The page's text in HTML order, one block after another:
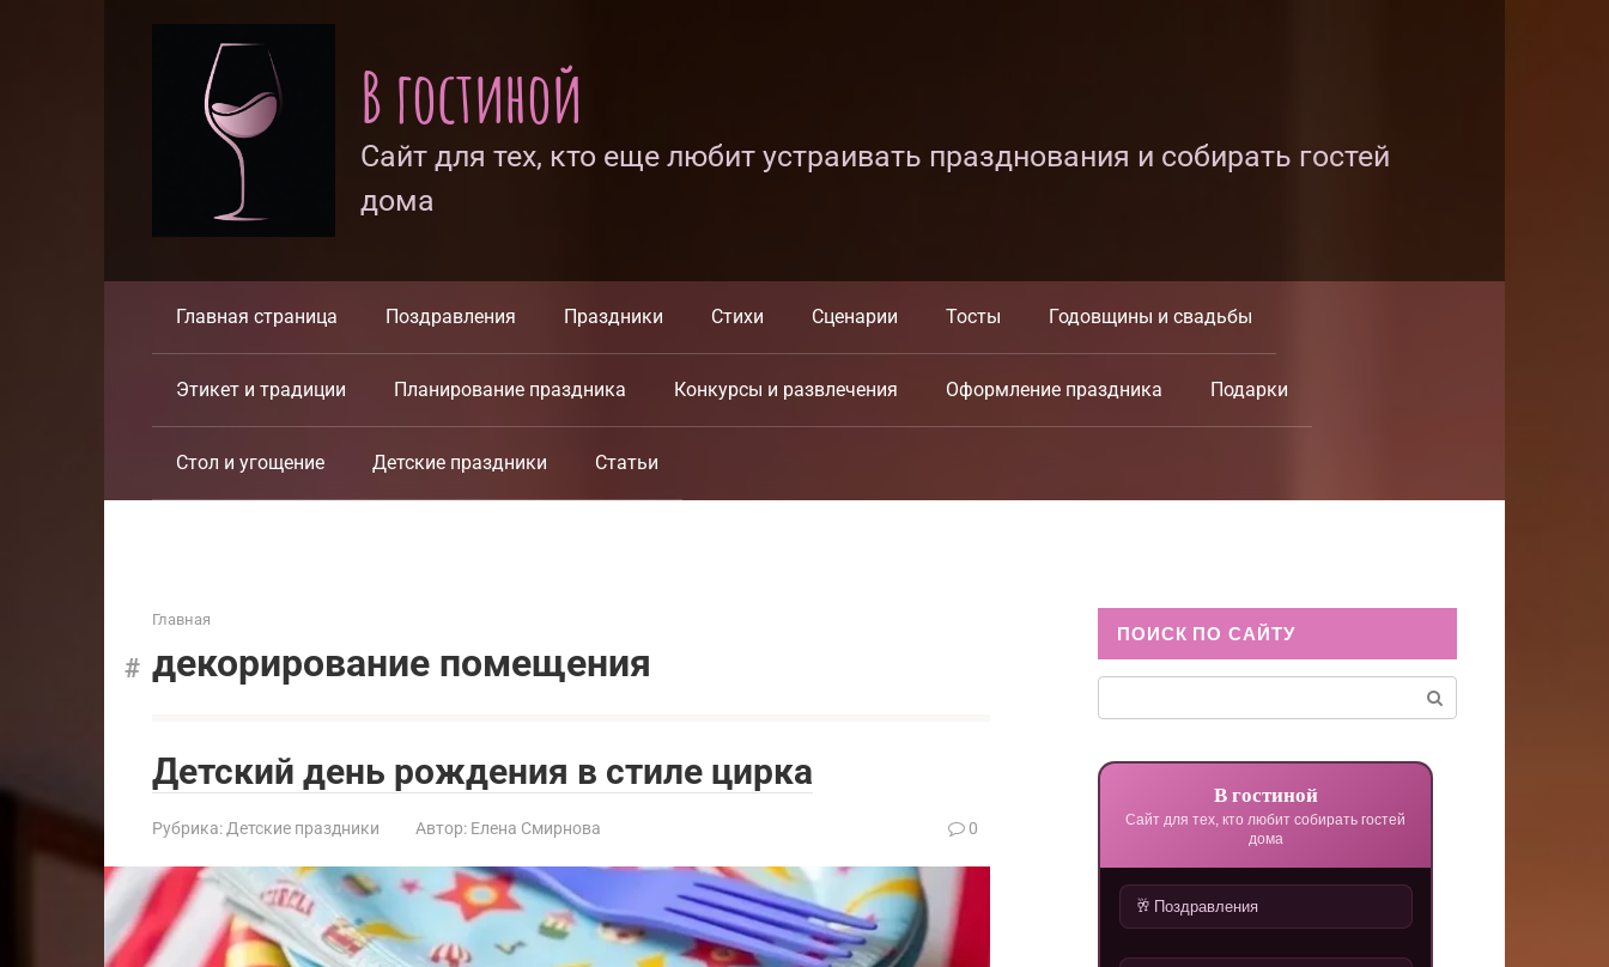
В гостиной
Сайт для тех, кто еще любит устраивать празднования и собирать гостей
дома
Главная страница Поздравления Праздники Стихи Сценарии Тосты Годовщины и свадьбы
Этикет и традиции Планирование праздника Конкурсы и развлечения Оформление праздника Подарки
Стол и угощение Детские праздники Статьи
Главная
декорирование помещения
Детский день рождения в стиле цирка
Рубрика: Детские праздники Автор: Елена Смирнова 0
ПОИСК ПО САЙТУ
В гостиной
Сайт для тех, кто любит собирать гостей
дома
🥂 Поздравления